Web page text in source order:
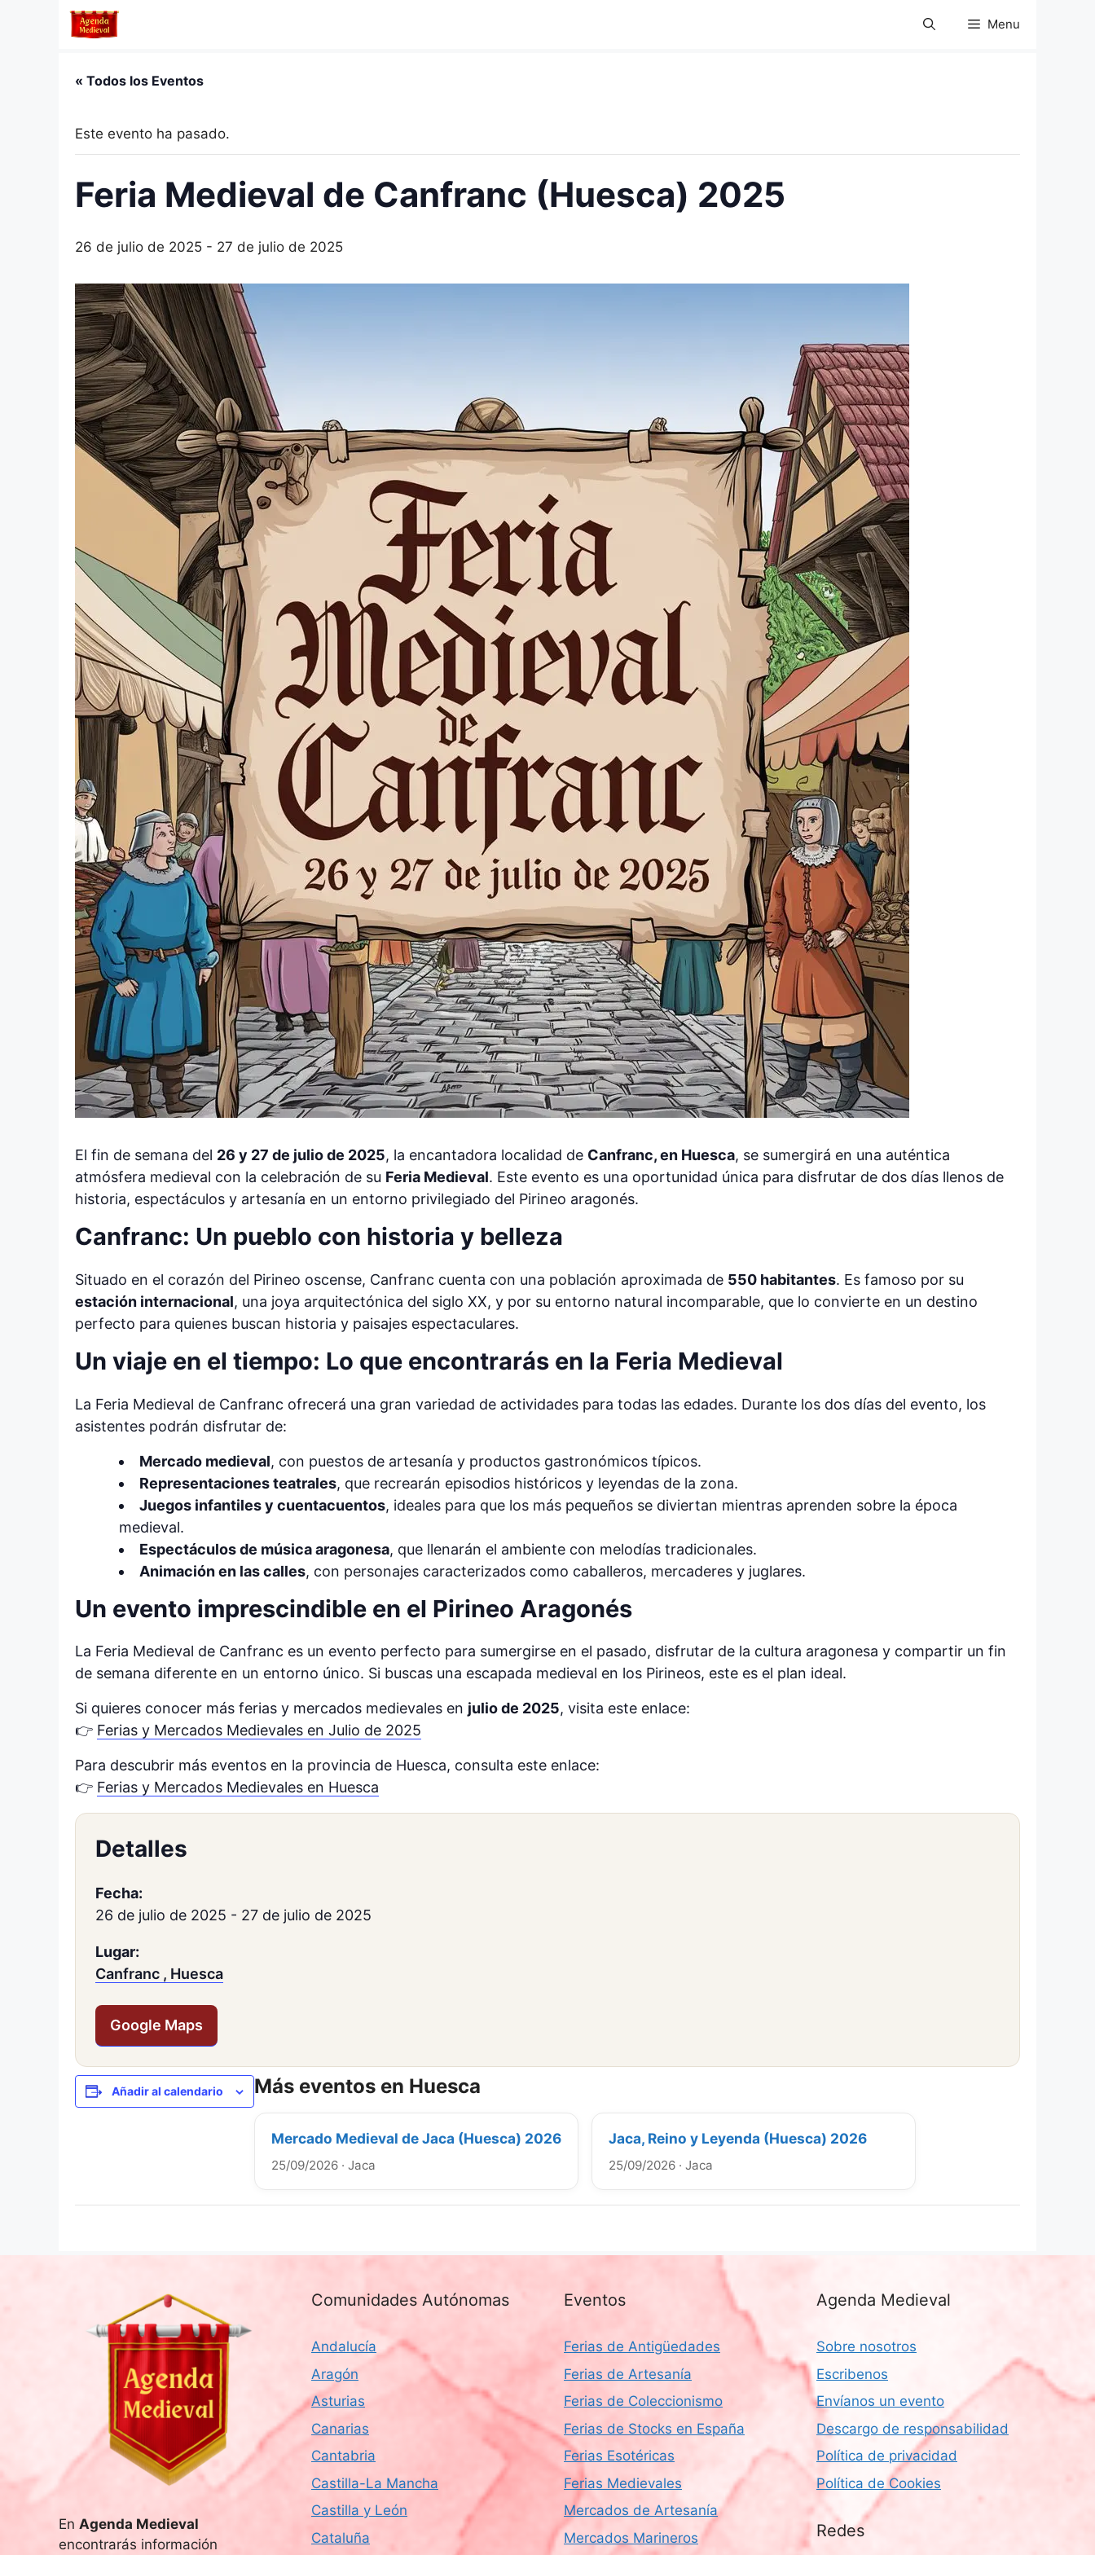
Menu
« Todos los Eventos
Este evento ha pasado.
Feria Medieval de Canfranc (Huesca) 2025
26 de julio de 2025 - 27 de julio de 2025
El fin de semana del 26 y 27 de julio de 2025, la encantadora localidad de Canfranc, en Huesca, se sumergirá en una auténtica
atmósfera medieval con la celebración de su Feria Medieval. Este evento es una oportunidad única para disfrutar de dos días llenos de
historia, espectáculos y artesanía en un entorno privilegiado del Pirineo aragonés.
Canfranc: Un pueblo con historia y belleza
Situado en el corazón del Pirineo oscense, Canfranc cuenta con una población aproximada de 550 habitantes. Es famoso por su
estación internacional, una joya arquitectónica del siglo XX, y por su entorno natural incomparable, que lo convierte en un destino
perfecto para quienes buscan historia y paisajes espectaculares.
Un viaje en el tiempo: Lo que encontrarás en la Feria Medieval
La Feria Medieval de Canfranc ofrecerá una gran variedad de actividades para todas las edades. Durante los dos días del evento, los
asistentes podrán disfrutar de:
Mercado medieval, con puestos de artesanía y productos gastronómicos típicos.
Representaciones teatrales, que recrearán episodios históricos y leyendas de la zona.
Juegos infantiles y cuentacuentos, ideales para que los más pequeños se diviertan mientras aprenden sobre la época
medieval.
Espectáculos de música aragonesa, que llenarán el ambiente con melodías tradicionales.
Animación en las calles, con personajes caracterizados como caballeros, mercaderes y juglares.
Un evento imprescindible en el Pirineo Aragonés
La Feria Medieval de Canfranc es un evento perfecto para sumergirse en el pasado, disfrutar de la cultura aragonesa y compartir un fin
de semana diferente en un entorno único. Si buscas una escapada medieval en los Pirineos, este es el plan ideal.
Si quieres conocer más ferias y mercados medievales en julio de 2025, visita este enlace:
👉 Ferias y Mercados Medievales en Julio de 2025
Para descubrir más eventos en la provincia de Huesca, consulta este enlace:
👉 Ferias y Mercados Medievales en Huesca
Detalles
Fecha:
26 de julio de 2025 - 27 de julio de 2025
Lugar:
Canfranc , Huesca
Google Maps
Añadir al calendario Más eventos en Huesca
Mercado Medieval de Jaca (Huesca) 2026
25/09/2026 · Jaca
Jaca, Reino y Leyenda (Huesca) 2026
25/09/2026 · Jaca
En Agenda Medieval
encontrarás información
Comunidades Autónomas
Andalucía
Aragón
Asturias
Canarias
Cantabria
Castilla-La Mancha
Castilla y León
Cataluña
Eventos
Ferias de Antigüedades
Ferias de Artesanía
Ferias de Coleccionismo
Ferias de Stocks en España
Ferias Esotéricas
Ferias Medievales
Mercados de Artesanía
Mercados Marineros
Agenda Medieval
Sobre nosotros
Escribenos
Envíanos un evento
Descargo de responsabilidad
Política de privacidad
Política de Cookies
Redes